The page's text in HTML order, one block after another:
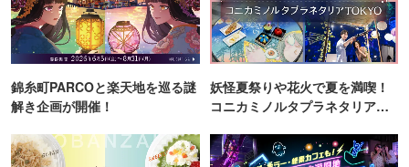
錦糸町PARCOと楽天地を巡る謎
解き企画が開催！
妖怪夏祭りや花火で夏を満喫！
コニカミノルタプラネタリア